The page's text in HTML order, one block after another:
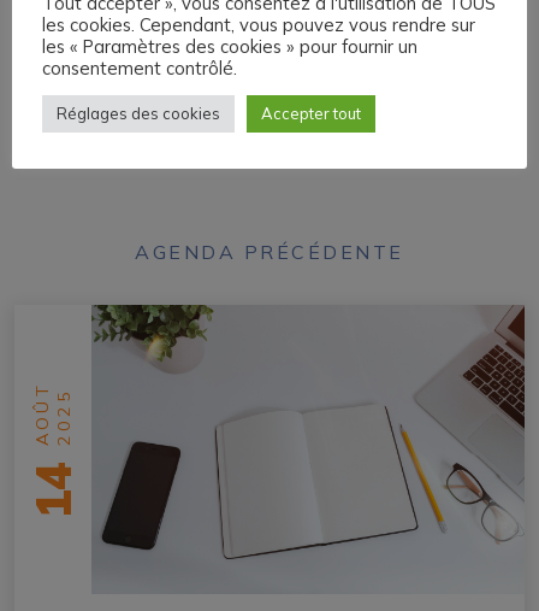
Samedi 6 septembre à 10h devant la chapelle du
Mathais.
Réunion de quartier du Mathais
AGENDA PRÉCÉDENTE
14
AOÛT2025
les cookies. Cependant, vous pouvez vous rendre sur
les « Paramètres des cookies » pour fournir un
consentement contrôlé.
Réglages des cookies Accepter tout